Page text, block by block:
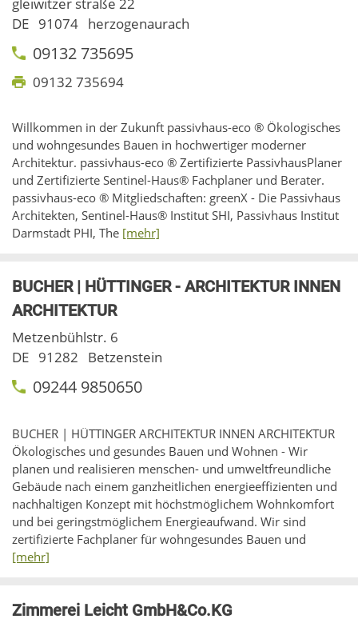
gleiwitzer straße 22
DE 91074 herzogenaurach
09132 735695
09132 735694
Willkommen in der Zukunft passivhaus-eco ® Ökologisches
und wohngesundes Bauen in hochwertiger moderner
Architektur. passivhaus-eco ® Zertifizierte PassivhausPlaner
und Zertifizierte Sentinel-Haus® Fachplaner und Berater.
passivhaus-eco ® Mitgliedschaften: greenX - Die Passivhaus
Architekten, Sentinel-Haus® Institut SHI, Passivhaus Institut
Darmstadt PHI, The [mehr]
BUCHER | HÜTTINGER - ARCHITEKTUR INNEN
ARCHITEKTUR
Metzenbühlstr. 6
DE 91282 Betzenstein
09244 9850650
BUCHER | HÜTTINGER ARCHITEKTUR INNEN ARCHITEKTUR
Ökologisches und gesundes Bauen und Wohnen - Wir
planen und realisieren menschen- und umweltfreundliche
Gebäude nach einem ganzheitlichen energieeffizienten und
nachhaltigen Konzept mit höchstmöglichem Wohnkomfort
und bei geringstmöglichem Energieaufwand. Wir sind
zertifizierte Fachplaner für wohngesundes Bauen und
[mehr]
Zimmerei Leicht GmbH&Co.KG